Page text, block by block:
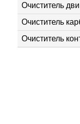
Очиститель
Очиститель
Очиститель